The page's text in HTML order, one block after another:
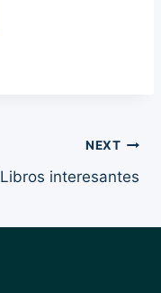
NEXT
Libros interesantes